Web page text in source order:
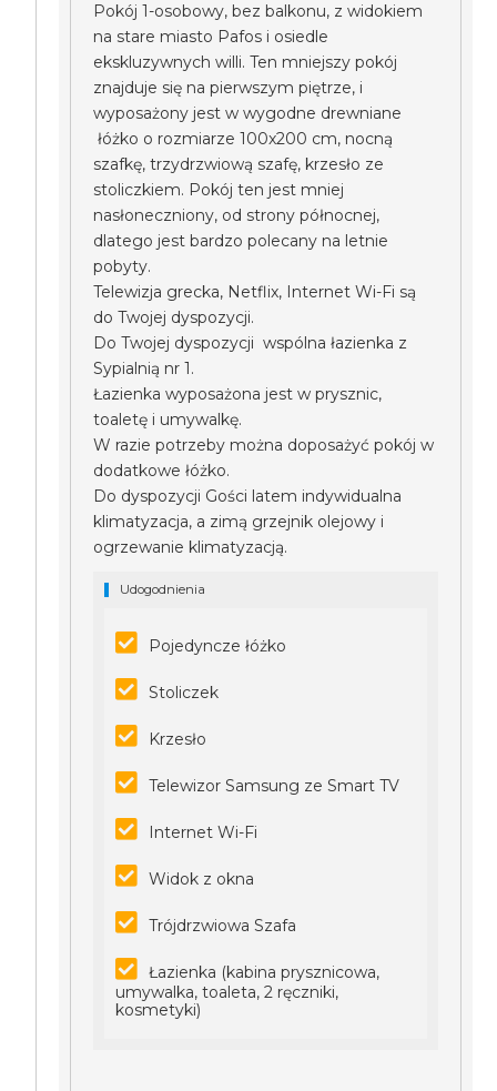
Pokój 1-osobowy, bez balkonu, z widokiem
na stare miasto Pafos i osiedle
ekskluzywnych willi. Ten mniejszy pokój
znajduje się na pierwszym piętrze, i
wyposażony jest w wygodne drewniane
łóżko o rozmiarze 100x200 cm, nocną
szafkę, trzydrzwiową szafę, krzesło ze
stoliczkiem. Pokój ten jest mniej
nasłoneczniony, od strony północnej,
dlatego jest bardzo polecany na letnie
pobyty.
Telewizja grecka, Netflix, Internet Wi-Fi są
do Twojej dyspozycji.
Do Twojej dyspozycji wspólna łazienka z
Sypialnią nr 1.
Łazienka wyposażona jest w prysznic,
toaletę i umywalkę.
W razie potrzeby można doposażyć pokój w
dodatkowe łóżko.
Do dyspozycji Gości latem indywidualna
klimatyzacja, a zimą grzejnik olejowy i
ogrzewanie klimatyzacją.
Udogodnienia
Pojedyncze łóżko
Stoliczek
Krzesło
Telewizor Samsung ze Smart TV
Internet Wi-Fi
Widok z okna
Trójdrzwiowa Szafa
Łazienka (kabina prysznicowa,
umywalka, toaleta, 2 ręczniki,
kosmetyki)